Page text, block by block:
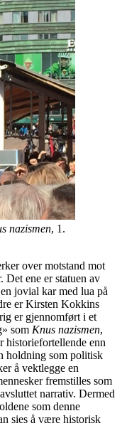
nazismen, 1.
over motstand mot
Det ene er statuen av
jovial kar med lua på
er Kirsten Kokkins
er gjennomført i et
som Knus nazismen,
historiefortellende enn
holdning som politisk
å vektlegge en
fremstilles som
narrativ. Dermed
som denne
sies å være historisk